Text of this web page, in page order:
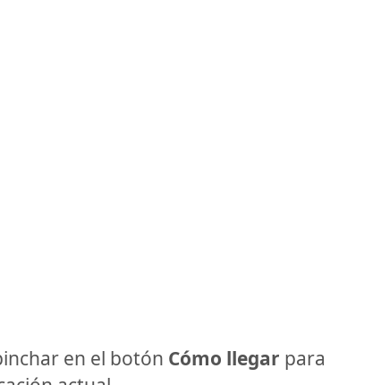
en el botón Cómo llegar para